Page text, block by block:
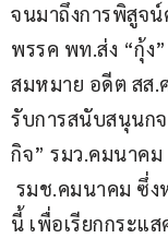
จนมาถึงการพิสูจ
พรรค พท.ส่ง “กุ้ง
สมหมาย อดีต สส.
รับการสนับสนุนกจ
กิจ” รมว.คมนาค
รมช.คมนาคม ซึ่ง
นี้ เพื่อเรียกกระแ